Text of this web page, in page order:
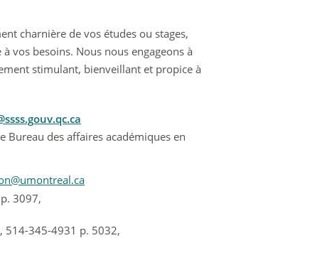
charnière de vos études ou stages,
vos besoins. Nous nous engageons à
stimulant, bienveillant et propice à
Bureau des affaires académiques en
3097,
514-345-4931 p. 5032,